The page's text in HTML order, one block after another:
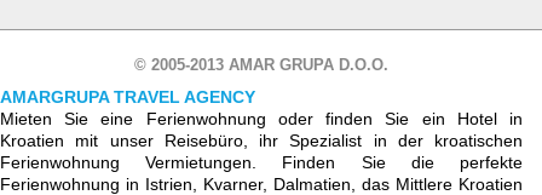
© 2005-2013 AMAR GRUPA D.O.O.
AMARGRUPA TRAVEL AGENCY
Mieten Sie eine Ferienwohnung oder finden Sie ein Hotel in
Kroatien mit unser Reisebüro, ihr Spezialist in der kroatischen
Ferienwohnung Vermietungen. Finden Sie die perfekte
Ferienwohnung in Istrien, Kvarner, Dalmatien, das Mittlere Kroatien